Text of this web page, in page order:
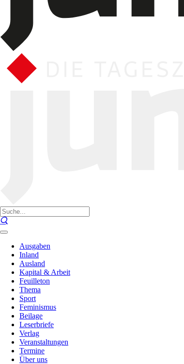
Ausgaben
Inland
Ausland
Kapital & Arbeit
Feuilleton
Thema
Sport
Feminismus
Beilage
Leserbriefe
Verlag
Veranstaltungen
Termine
Über uns